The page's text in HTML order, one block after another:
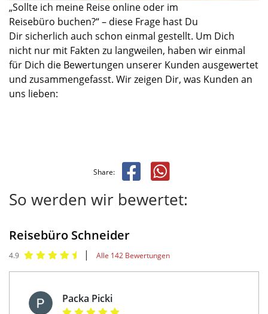
„Sollte ich meine Reise online oder im
Reisebüro buchen?“– diese Frage hast Du
Dirsicherlich auch schon einmal gestellt. Um Dich
nicht nur mit Fakten zu langweilen, haben wir einmal
für Dich die Bewertungen unserer Kunden ausgewertet
und zusammengefasst. Wir zeigen Dir, was Kunden an
uns lieben:
Share:
So werden wir bewertet:
Reisebüro Schneider
4.9 | Alle 142 Bewertungen
Packa Picki